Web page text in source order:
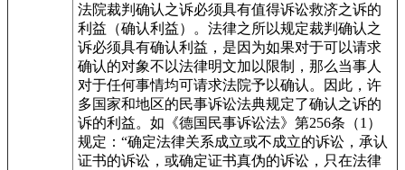
法院裁判确认之诉必须具有值得诉讼救济之诉的
利益（确认利益）。法律之所以规定裁判确认之
诉必须具有确认利益，是因为如果对于可以请求
确认的对象不以法律明文加以限制，那么当事人
对于任何事情均可请求法院予以确认。因此，许
多国家和地区的民事诉讼法典规定了确认之诉的
诉的利益。如《德国民事诉讼法》第256条（1）
规定：“确定法律关系成立或不成立的诉讼，承认
证书的诉讼，或确定证书真伪的诉讼，只在法律